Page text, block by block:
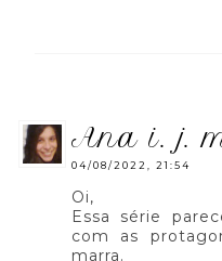
ana i. j.
04/08/2022, 21:54
Oi,
Essa série
com as
marra.